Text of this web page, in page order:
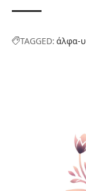
TAGGED: άλφα-